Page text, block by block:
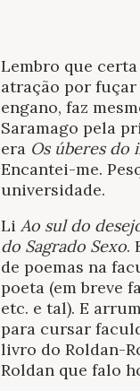
Lembro que
atração por fuçar
engano, faz
Saramago pela
era Os úberes do
Encantei-me.
universidade.
Li Ao sul do
do Sagrado Sexo.
de poemas na
poeta (em breve
etc. e tal). E
para cursar
livro do Roldan-
Roldan que falo